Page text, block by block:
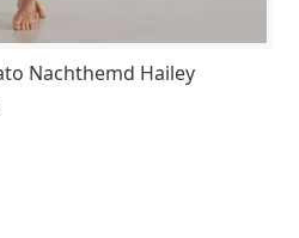
Nachthemd Hailey